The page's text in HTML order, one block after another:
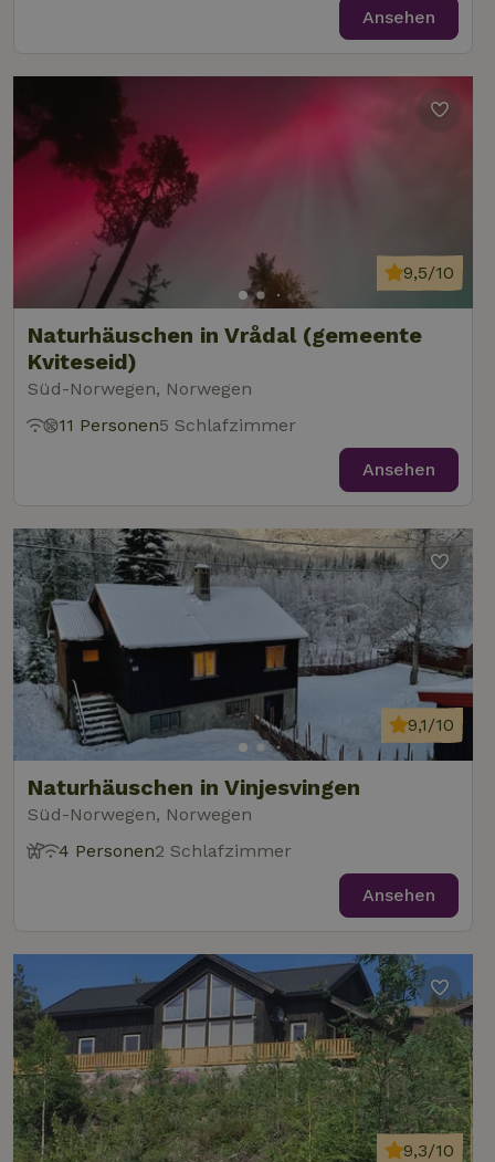
Ansehen
Naturhäuschen in Vrådal (gemeente
Kviteseid)
Süd-Norwegen, Norwegen
9,5/10
11 Personen5 Schlafzimmer
Ansehen
Naturhäuschen in Vinjesvingen
Süd-Norwegen, Norwegen
9,1/10
4 Personen2 Schlafzimmer
Ansehen
9,3/10